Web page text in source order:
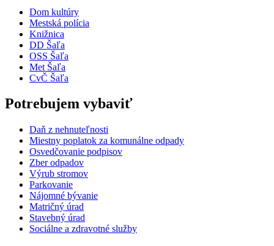
Dom kultúry
Mestská polícia
Knižnica
DD Šaľa
OSS Šaľa
Met Šaľa
CvČ Šaľa
Potrebujem vybaviť
Daň z nehnuteľnosti
Miestny poplatok za komunálne odpady
Osvedčovanie podpisov
Zber odpadov
Výrub stromov
Parkovanie
Nájomné bývanie
Matričný úrad
Stavebný úrad
Sociálne a zdravotné služby